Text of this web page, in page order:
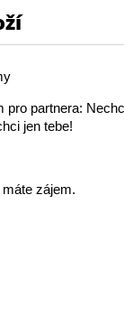
partnera:
jen tebe!
zájem.